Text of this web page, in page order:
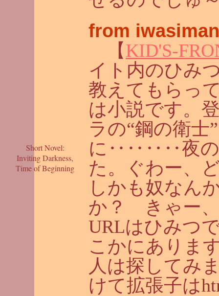
Short Novel:
Inviting Darkness,
Time of Beginning
from
【KID'S-
イト内のひみ
教えてもらっ
は小説です。
ラの“鋼の衛士
に‥‥‥‥夜の
た。ぐわー、
しかも奴なん
か？ きゃー、
URLはひみつ
こかにありま
人は探してみ
けて拡張子は